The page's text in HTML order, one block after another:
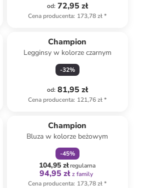
od: 72,95 zł
Cena producenta: 173,78 zł*
Champion
Legginsy w kolorze czarnym
-32%
od: 81,95 zł
Cena producenta: 121,76 zł*
Champion
Bluza w kolorze beżowym
-45%
104,95 złregularna
94,95 zł z family
Cena producenta: 173,78 zł*